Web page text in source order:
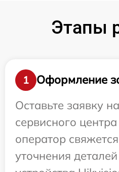
Этапы
1
Оформление
Оставьте заявку
сервисного
оператор
уточнения